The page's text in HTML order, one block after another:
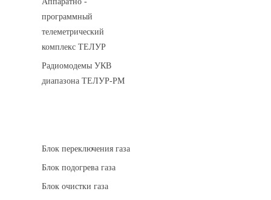
программный
телеметрический
комплекс ТЕЛУР
Радиомодемы УКВ
диапазона ТЕЛУР-РМ
Блок переключения газа
Блок подогрева газа
Блок очистки газа